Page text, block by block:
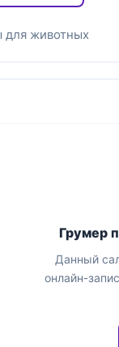
для животных
Грумер
Данный
онлайн-